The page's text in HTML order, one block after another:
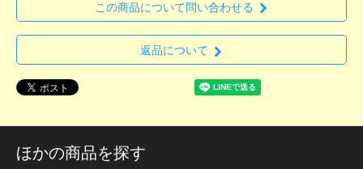
この商品について問い合わせる
返品について
ほかの商品を探す